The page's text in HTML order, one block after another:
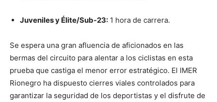
Juveniles y Élite/Sub-23: 1 hora de carrera.
Se espera una gran afluencia de aficionados en las
bermas del circuito para alentar a los ciclistas en esta
prueba que castiga el menor error estratégico. El IMER
Rionegro ha dispuesto cierres viales controlados para
garantizar la seguridad de los deportistas y el disfrute de